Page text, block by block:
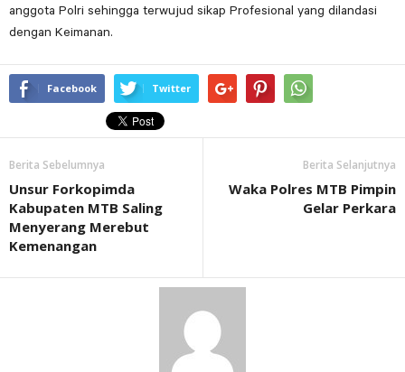
anggota Polri sehingga terwujud sikap Profesional yang dilandasi
dengan Keimanan.
Facebook Twitter
Berita Sebelumnya
Unsur Forkopimda
Kabupaten MTB Saling
Menyerang Merebut
Kemenangan
Berita Selanjutnya
Waka Polres MTB Pimpin
Gelar Perkara